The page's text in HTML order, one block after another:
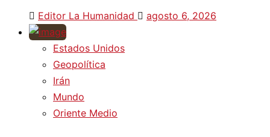
Editor La Humanidad agosto 6, 2026
Estados Unidos
Geopolítica
Irán
Mundo
Oriente Medio